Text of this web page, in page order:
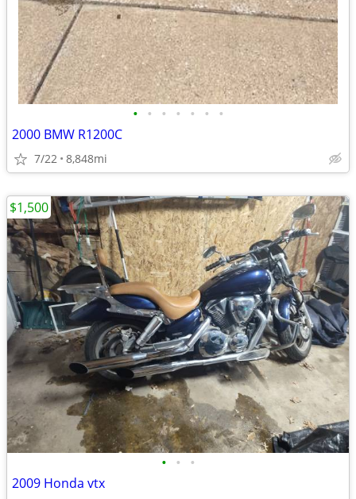
• • • • • • •
2000 BMW R1200C
7/22 8,848mi
• • •
2009 Honda vtx
$1,500